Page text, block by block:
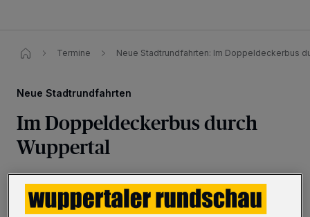
Termine Neue Stadtrundfahrten: Im Doppeldeckerbus
Neue Stadtrundfahrten
Im Doppeldeckerbus durch
Wuppertal
Wuppertal·Im Doppeldeckerbus die Stadt entdecken:
Das können Touristen und Einheimische bald auch in
Wuppertal. Die 90-minütigen Stadtrundfahrten starten